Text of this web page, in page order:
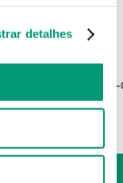
detalhes